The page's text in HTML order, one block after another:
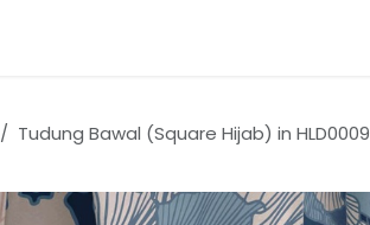
Tudung Bawal (Square Hijab) in HLD0009